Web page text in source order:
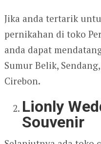
Jika anda tertarik
pernikahan di toko
anda dapat
Sumur Belik,
Cirebon.
Lionly
Souvenir